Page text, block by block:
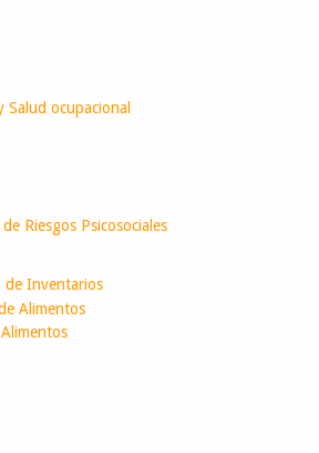
Salud ocupacional
Riesgos Psicosociales
de Inventarios